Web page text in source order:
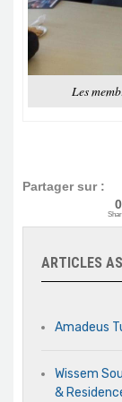
Les
Partager sur :
0
ARTICLES
Amadeus
Wissem
&